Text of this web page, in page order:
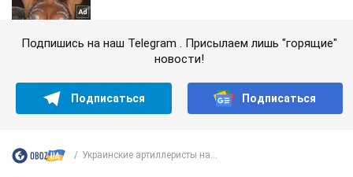
Подпишись на наш Telegram . Присылаем лишь "горящие"
новости!
Подписаться Подписаться
Украинские артиллеристы на...